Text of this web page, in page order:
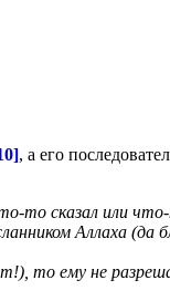
, а его
то сказал или
Аллаха (да
то ему не